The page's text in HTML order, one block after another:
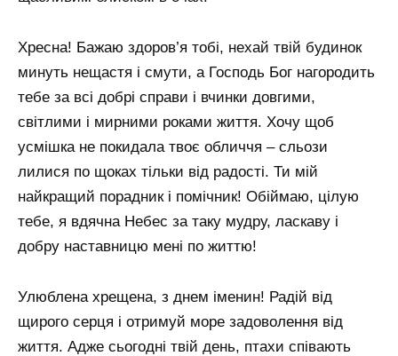
Хресна! Бажаю здоров’я тобі, нехай твій будинок
минуть нещастя і смути, а Господь Бог нагородить
тебе за всі добрі справи і вчинки довгими,
світлими і мирними роками життя. Хочу щоб
усмішка не покидала твоє обличчя – сльози
лилися по щоках тільки від радості. Ти мій
найкращий порадник і помічник! Обіймаю, цілую
тебе, я вдячна Небес за таку мудру, ласкаву і
добру наставницю мені по життю!
Улюблена хрещена, з днем ​​іменин! Радій від
щирого серця і отримуй море задоволення від
життя. Адже сьогодні твій день, птахи співають